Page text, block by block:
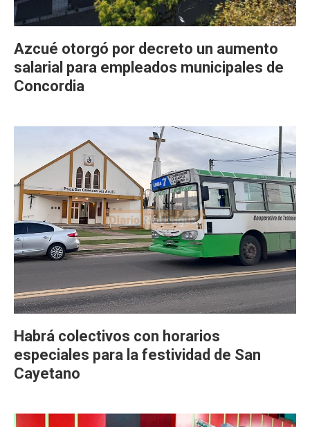
Azcué otorgó por decreto un aumento
salarial para empleados municipales de
Concordia
Habrá colectivos con horarios
especiales para la festividad de San
Cayetano